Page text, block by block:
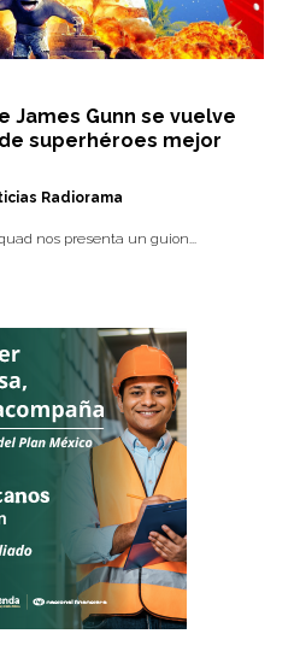
James Gunn se vuelve
superhéroes mejor
Radiorama
nos presenta un guion...